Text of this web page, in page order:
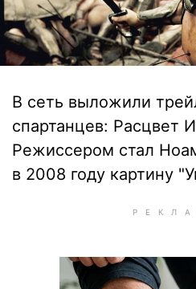
В сеть выложили
спартанцев: Расцвет
Режиссером стал
в 2008 году картину